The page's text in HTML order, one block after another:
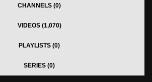
CHANNELS (0)
VIDEOS (1,070)
PLAYLISTS (0)
SERIES (0)